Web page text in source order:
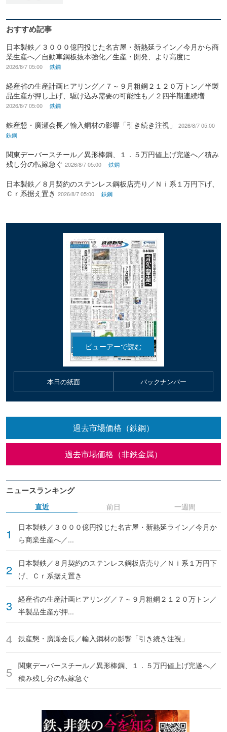
おすすめ記事
日本製鉄／３０００億円投じた名古屋・新熱延ライン／今月から商
業生産へ／自動車鋼板抜本強化／生産・開発、より高度に
2026/8/7 05:00 鉄鋼
経産省の生産計画ヒアリング／７～９月粗鋼２１２０万トン／半製
品生産が押し上げ、駆け込み需要の可能性も／２四半期連続増
2026/8/7 05:00 鉄鋼
鉄産懇・廣瀬会長／輸入鋼材の影響「引き続き注視」
2026/8/7 05:00
鉄鋼
関東デーバースチール／異形棒鋼、１．５万円値上げ完遂へ／積み
残し分の転嫁急ぐ 2026/8/7 05:00 鉄鋼
日本製鉄／８月契約のステンレス鋼板店売り／Ｎｉ系１万円下げ、
Ｃｒ系据え置き 2026/8/7 05:00 鉄鋼
本日の紙面 バックナンバー
過去市場価格（鉄鋼）
過去市場価格（非鉄金属）
ニュースランキング
直近
日本製鉄／３０００億円投じた名古屋・新熱延ライン／今月か
ら商業生産へ／...
日本製鉄／８月契約のステンレス鋼板店売り／Ｎｉ系１万円下
げ、Ｃｒ系据え置き
経産省の生産計画ヒアリング／７～９月粗鋼２１２０万トン／
半製品生産が押...
鉄産懇・廣瀬会長／輸入鋼材の影響「引き続き注視」
関東デーバースチール／異形棒鋼、１．５万円値上げ完遂へ／
積み残し分の転嫁急ぐ
前日 一週間